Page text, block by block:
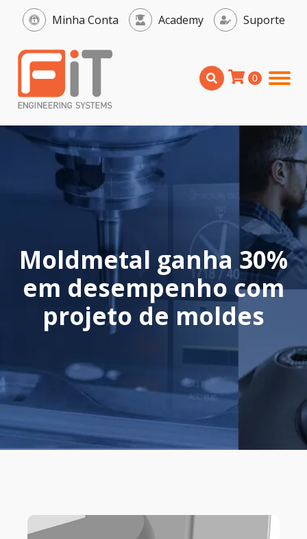
Minha Conta Academy Suporte
Moldmetal ganha 30%
em desempenho com
projeto de moldes